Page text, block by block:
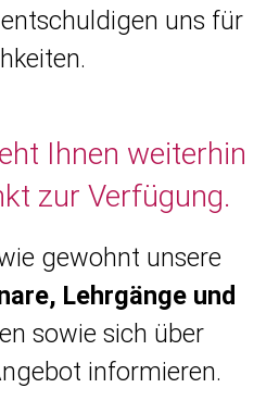
uns für
Ihnen weiterhin
zur Verfügung.
gewohnt unsere
Lehrgänge und
sowie sich über
informieren.